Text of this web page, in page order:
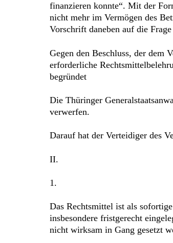
finanzieren konnte“. Mit der
nicht mehr im Vermögen des
Vorschrift daneben auf die
Gegen den Beschluss, der dem
erforderliche
begründet
Die Thüringer
verwerfen.
Darauf hat der Verteidiger des
II.
1.
Das Rechtsmittel ist als
insbesondere fristgerecht
nicht wirksam in Gang gesetzt